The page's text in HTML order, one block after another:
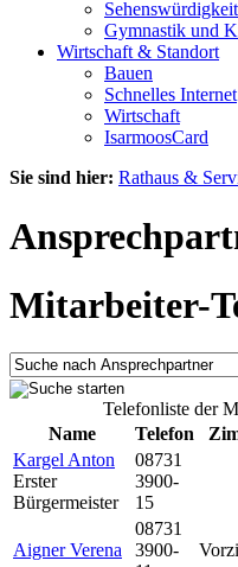
Gymnastik und
Wirtschaft & Standort
Bauen
Schnelles Internet
Wirtschaft
IsarmoosCard
Sie sind hier: Rathaus &
Mitarbeiter-
Telefonliste der
Name
Telefon
Kargel Anton
Erster
Bürgermeister
08731
3900-
15
Aigner Verena
08731
3900-